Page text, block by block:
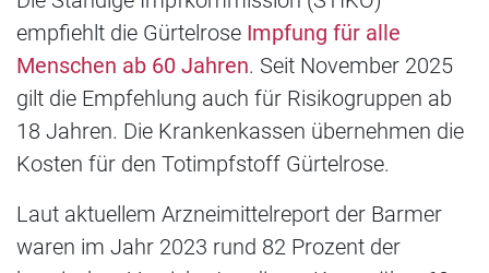
empfiehlt die Gürtelrose Impfung für alle
Menschen ab 60 Jahren. Seit November 2025
gilt die Empfehlung auch für Risikogruppen ab
18 Jahren. Die Krankenkassen übernehmen die
Kosten für den Totimpfstoff Gürtelrose.
Laut aktuellem Arzneimittelreport der Barmer
waren im Jahr 2023 rund 82 Prozent der